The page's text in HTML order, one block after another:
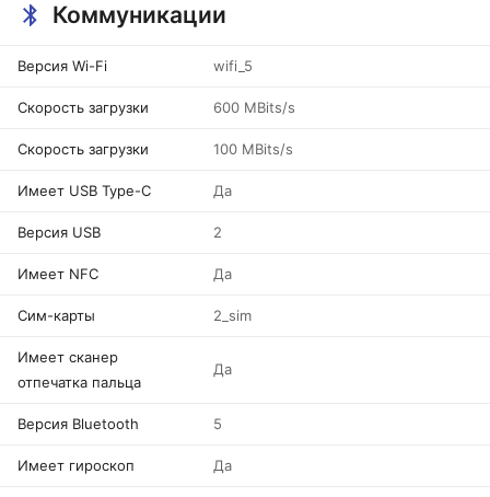
Коммуникации
Версия Wi-Fi wifi_5
Скорость загрузки 600 MBits/s
Скорость загрузки 100 MBits/s
Имеет USB Type-C Да
Версия USB 2
Имеет NFC Да
Сим-карты 2_sim
Имеет сканер
отпечатка пальца
Да
Версия Bluetooth 5
Имеет гироскоп Да